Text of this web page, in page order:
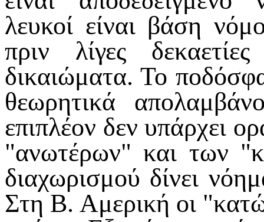
λευκοί είναι βάση
πριν λίγες
δικαιώματα. Το
θεωρητικά
επιπλέον δεν υπάρχει
"ανωτέρων" και των
διαχωρισμού δίνει
Στη Β. Αμερική οι